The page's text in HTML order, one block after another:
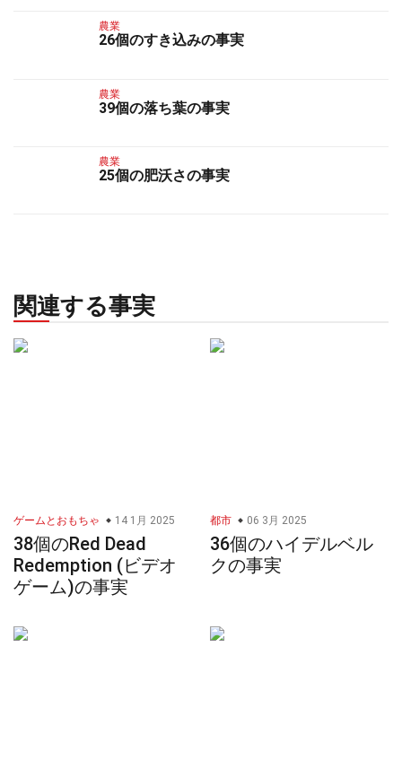
農業
26個のすき込みの事実
農業
39個の落ち葉の事実
農業
25個の肥沃さの事実
関連する事実
ゲームとおもちゃ 14 1月 2025
38個のRed Dead
Redemption (ビデオ
ゲーム)の事実
都市 06 3月 2025
36個のハイデルベル
クの事実